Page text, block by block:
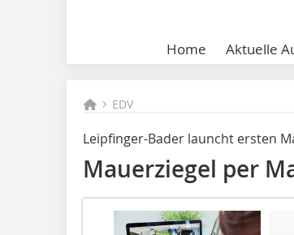
Home Aktuelle
EDV
Leipfinger-Bader launcht ersten
Mauerziegel per